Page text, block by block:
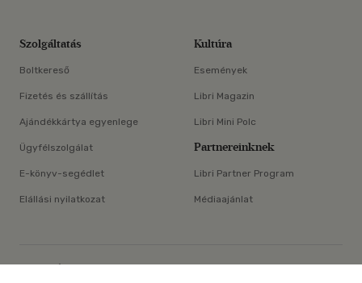
Szolgáltatás
Boltkereső
Fizetés és szállítás
Ajándékkártya egyenlege
Ügyfélszolgálat
E-könyv-segédlet
Elállási nyilatkozat
Kultúra
Események
Libri Magazin
Libri Mini Polc
Partnereinknek
Libri Partner Program
Médiaajánlat